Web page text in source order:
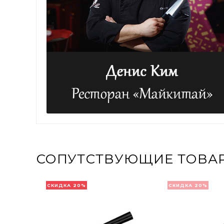
СОПУТСТВУЮЩИЕ
СКИДКА 20% СКИДКА 20%